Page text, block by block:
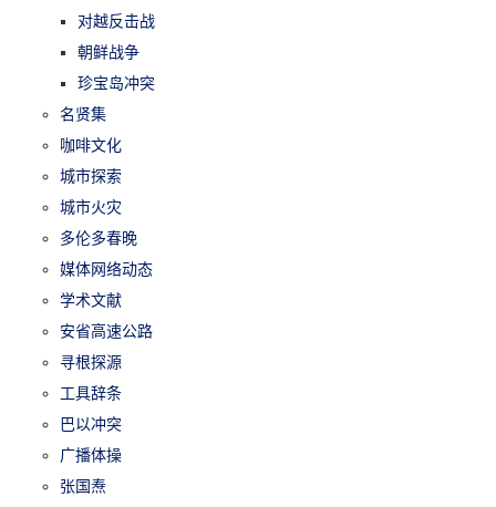
对越反击战
朝鲜战争
珍宝岛冲突
名贤集
咖啡文化
城市探索
城市火灾
多伦多春晚
媒体网络动态
学术文献
安省高速公路
寻根探源
工具辞条
巴以冲突
广播体操
张国焘